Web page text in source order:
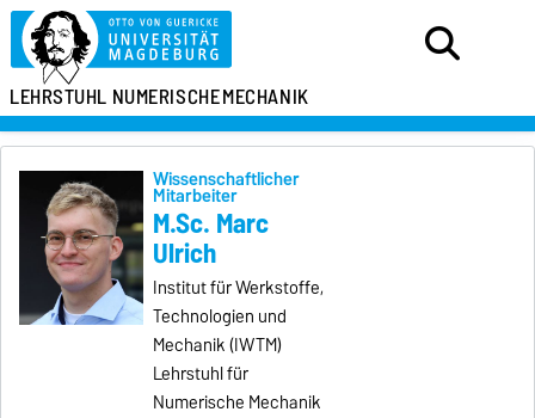
LEHRSTUHL NUMERISCHEMECHANIK
Wissenschaftlicher
Mitarbeiter
M.Sc. Marc
Ulrich
Institut für Werkstoffe,
Technologien und
Mechanik (IWTM)
Lehrstuhl für
Numerische Mechanik